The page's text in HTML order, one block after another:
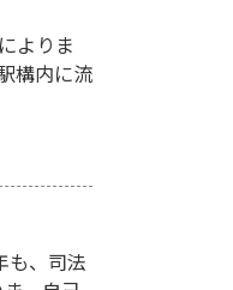
よりま
構内に流
も、司法